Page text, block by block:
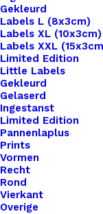
Gekleurd
Labels L (8x3cm)
Labels XL (10x3cm)
Labels XXL
Limited Edition
Little Labels
Gekleurd
Gelaserd
Ingestanst
Limited Edition
Pannenlaplus
Prints
Vormen
Recht
Rond
Vierkant
Overige
Home
Prym
Prym
Met
625
€3,45